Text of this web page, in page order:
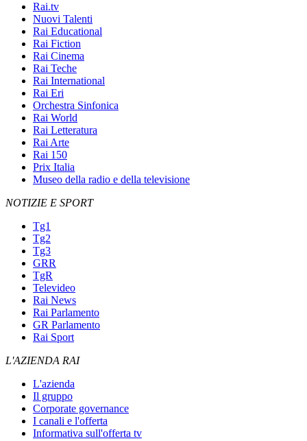
Rai.tv
Nuovi Talenti
Rai Educational
Rai Fiction
Rai Cinema
Rai Teche
Rai International
Rai Eri
Orchestra Sinfonica
Rai World
Rai Letteratura
Rai Arte
Rai 150
Prix Italia
Museo della radio e della televisione
NOTIZIE E SPORT
Tg1
Tg2
Tg3
GRR
TgR
Televideo
Rai News
Rai Parlamento
GR Parlamento
Rai Sport
L'AZIENDA RAI
L'azienda
Il gruppo
Corporate governance
I canali e l'offerta
Informativa sull'offerta tv